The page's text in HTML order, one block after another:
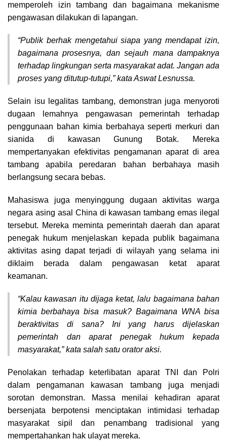
memperoleh izin tambang dan bagaimana mekanisme
pengawasan dilakukan di lapangan.
“Publik berhak mengetahui siapa yang mendapat izin,
bagaimana prosesnya, dan sejauh mana dampaknya
terhadap lingkungan serta masyarakat adat. Jangan ada
proses yang ditutup-tutupi,” kata Aswat Lesnussa.
Selain isu legalitas tambang, demonstran juga menyoroti
dugaan lemahnya pengawasan pemerintah terhadap
penggunaan bahan kimia berbahaya seperti merkuri dan
sianida di kawasan Gunung Botak. Mereka
mempertanyakan efektivitas pengamanan aparat di area
tambang apabila peredaran bahan berbahaya masih
berlangsung secara bebas.
Mahasiswa juga menyinggung dugaan aktivitas warga
negara asing asal China di kawasan tambang emas ilegal
tersebut. Mereka meminta pemerintah daerah dan aparat
penegak hukum menjelaskan kepada publik bagaimana
aktivitas asing dapat terjadi di wilayah yang selama ini
diklaim berada dalam pengawasan ketat aparat
keamanan.
“Kalau kawasan itu dijaga ketat, lalu bagaimana bahan
kimia berbahaya bisa masuk? Bagaimana WNA bisa
beraktivitas di sana? Ini yang harus dijelaskan
pemerintah dan aparat penegak hukum kepada
masyarakat,” kata salah satu orator aksi.
Penolakan terhadap keterlibatan aparat TNI dan Polri
dalam pengamanan kawasan tambang juga menjadi
sorotan demonstran. Massa menilai kehadiran aparat
bersenjata berpotensi menciptakan intimidasi terhadap
masyarakat sipil dan penambang tradisional yang
mempertahankan hak ulayat mereka.